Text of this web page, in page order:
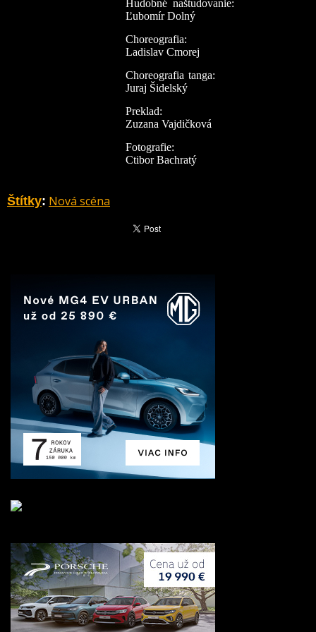
Hudobné naštudovanie:
Ľubomír Dolný
Choreografia:
Ladislav Cmorej
Choreografia tanga:
Juraj Šidelský
Preklad:
Zuzana Vajdičková
Fotografie:
Ctibor Bachratý
Štítky: Nová scéna